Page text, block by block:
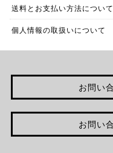
送料とお支払い方法について
個人情報の取扱いについて
お問い
お問い